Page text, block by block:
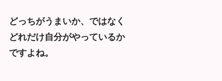
どっちがうまいか、ではなく
どれだけ自分がやっているか
ですよね。